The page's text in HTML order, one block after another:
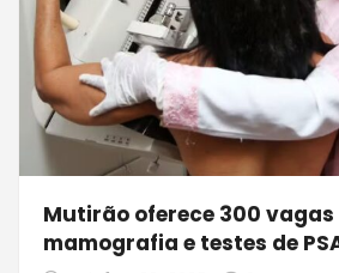
Mutirão oferece 300
mamografia e testes de